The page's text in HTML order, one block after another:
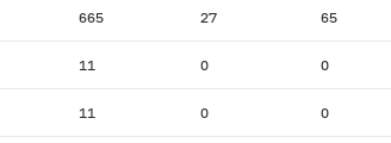
665 27 65
11 0 0
11 0 0